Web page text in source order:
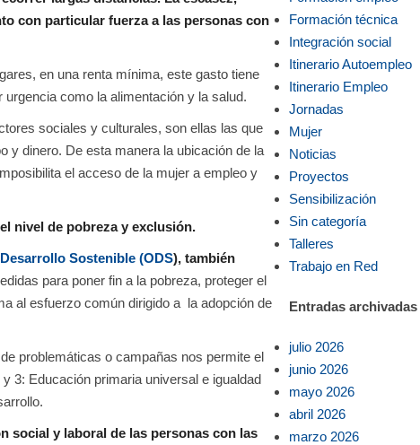
con particular fuerza a las personas con
en una renta mínima, este gasto tiene
como la alimentación y la salud.
sociales y culturales, son ellas las que
y dinero. De esta manera la ubicación de la
el acceso de la mujer a empleo y
nivel de pobreza y exclusión.
Sostenible (ODS), también
para poner fin a la pobreza, proteger el
al esfuerzo común dirigido a la adopción de
problemáticas o campañas nos permite el
3: Educación primaria universal e igualdad
social y laboral de las personas con las
Formación técnica
Integración social
Itinerario Autoempleo
Itinerario Empleo
Jornadas
Mujer
Noticias
Proyectos
Sensibilización
Sin categoría
Talleres
Trabajo en Red
Entradas archivadas
julio 2026
junio 2026
mayo 2026
abril 2026
marzo 2026